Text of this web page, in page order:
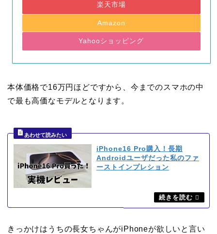
楽天市場
Amazon
Yahooショッピング
本体価格で16万円ほどですから、今までのスマホの中
で最も高価なモデルとなります。
iPhone16 Pro購入！長期
Androidユーザだった私のファ
ーストインプレション
きっかけはうちの長女ちゃんがiPhoneが欲しいと言い